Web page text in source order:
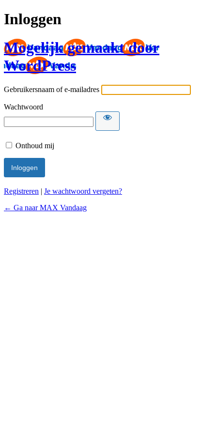
Inloggen
Mogelijk gemaakt door
WordPress
Gebruikersnaam of e-mailadres
Wachtwoord
Onthoud mij
Registreren | Je wachtwoord vergeten?
← Ga naar MAX Vandaag